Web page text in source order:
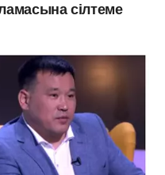
сілтеме